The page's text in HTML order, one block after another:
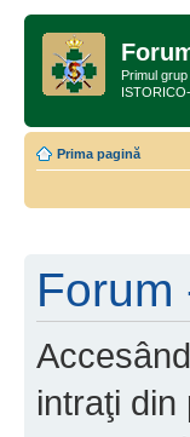
Primul
Prima pagină
Forum
intraţi